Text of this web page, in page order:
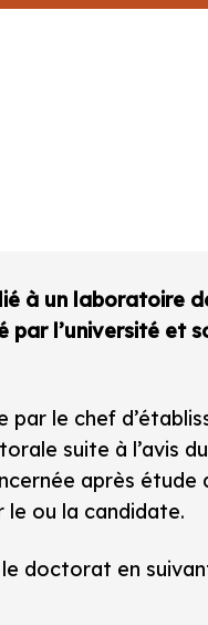
à un laboratoire
par l’université et
le chef
suite à l’avis
après étude
le ou la candidate.
doctorat en